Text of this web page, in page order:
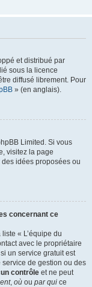
et distribué par
sous la licence
diffusé librement. Pour
» (en anglais).
Limited. Si vous
visitez la page
idées proposées ou
concernant ce
« L’équipe du
avec le propriétaire
un service gratuit est
service de gestion ou des
contrôle et ne peut
, où ou par qui ce